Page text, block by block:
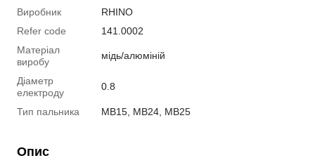
Виробник
RHINO
Refer code
141.0002
Матеріал
виробу
мідь/алюміній
Діаметр
електроду
0.8
Тип пальника MB15, MB24, MB25
Опис